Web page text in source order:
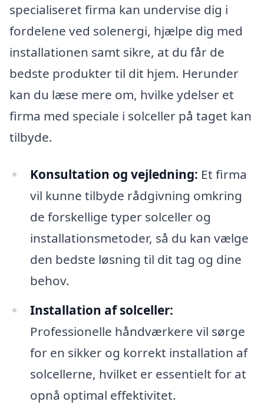
specialiseret firma kan undervise dig i
fordelene ved solenergi, hjælpe dig med
installationen samt sikre, at du får de
bedste produkter til dit hjem. Herunder
kan du læse mere om, hvilke ydelser et
firma med speciale i solceller på taget kan
tilbyde.
Konsultation og vejledning: Et firma
vil kunne tilbyde rådgivning omkring
de forskellige typer solceller og
installationsmetoder, så du kan vælge
den bedste løsning til dit tag og dine
behov.
Installation af solceller:
Professionelle håndværkere vil sørge
for en sikker og korrekt installation af
solcellerne, hvilket er essentielt for at
opnå optimal effektivitet.